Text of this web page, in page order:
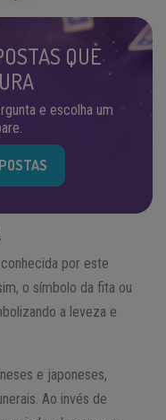
QUE
e escolha um
por este
o símbolo da fita ou
a leveza e
e japoneses,
Ao invés de